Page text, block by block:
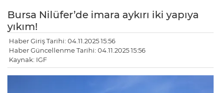
Bursa Nilüfer’de imara aykırı iki yapıya
yıkım!
Haber Giriş Tarihi: 04.11.2025 15:56
Haber Güncellenme Tarihi: 04.11.2025 15:56
Kaynak: IGF